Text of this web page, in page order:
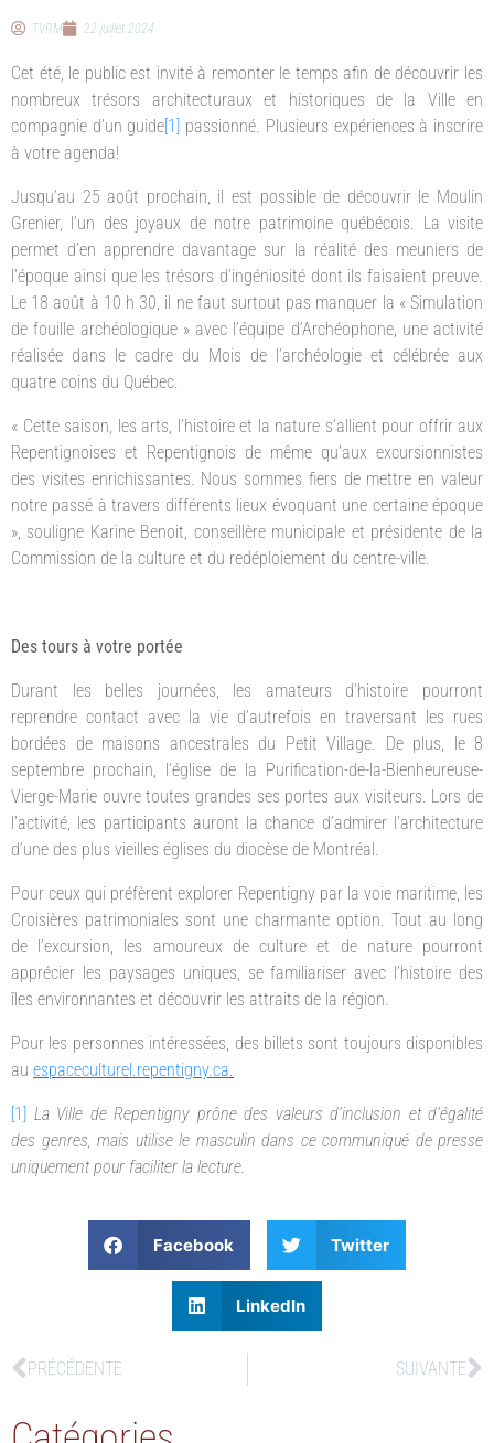
TVRM 22 juillet 2024
Cet été, le public est invité à remonter le temps afin de découvrir les
nombreux trésors architecturaux et historiques de la Ville en
compagnie d’un guide[1] passionné. Plusieurs expériences à inscrire
à votre agenda!
Jusqu’au 25 août prochain, il est possible de découvrir le Moulin
Grenier, l’un des joyaux de notre patrimoine québécois. La visite
permet d’en apprendre davantage sur la réalité des meuniers de
l’époque ainsi que les trésors d’ingéniosité dont ils faisaient preuve.
Le 18 août à 10 h 30, il ne faut surtout pas manquer la « Simulation
de fouille archéologique » avec l’équipe d’Archéophone, une activité
réalisée dans le cadre du Mois de l’archéologie et célébrée aux
quatre coins du Québec.
« Cette saison, les arts, l’histoire et la nature s’allient pour offrir aux
Repentignoises et Repentignois de même qu’aux excursionnistes
des visites enrichissantes. Nous sommes fiers de mettre en valeur
notre passé à travers différents lieux évoquant une certaine époque
», souligne Karine Benoit, conseillère municipale et présidente de la
Commission de la culture et du redéploiement du centre-ville.
Des tours à votre portée
Durant les belles journées, les amateurs d’histoire pourront
reprendre contact avec la vie d’autrefois en traversant les rues
bordées de maisons ancestrales du Petit Village. De plus, le 8
septembre prochain, l’église de la Purification-de-la-Bienheureuse-
Vierge-Marie ouvre toutes grandes ses portes aux visiteurs. Lors de
l’activité, les participants auront la chance d’admirer l’architecture
d’une des plus vieilles églises du diocèse de Montréal.
Pour ceux qui préfèrent explorer Repentigny par la voie maritime, les
Croisières patrimoniales sont une charmante option. Tout au long
de l’excursion, les amoureux de culture et de nature pourront
apprécier les paysages uniques, se familiariser avec l’histoire des
îles environnantes et découvrir les attraits de la région.
Pour les personnes intéressées, des billets sont toujours disponibles
au espaceculturel.repentigny.ca.
[1] La Ville de Repentigny prône des valeurs d’inclusion et d’égalité
des genres, mais utilise le masculin dans ce communiqué de presse
uniquement pour faciliter la lecture.
Facebook Twitter
LinkedIn
PRÉCÉDENTE SUIVANTE